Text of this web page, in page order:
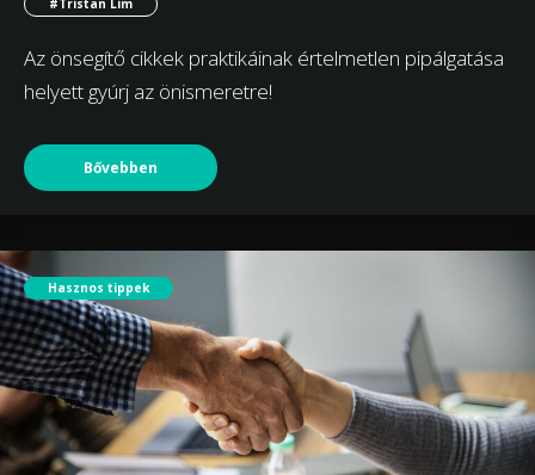
Az önsegítő cikkek praktikáinak értelmetlen pipálgatása
helyett gyúrj az önismeretre!
Bővebben
Hasznos tippek